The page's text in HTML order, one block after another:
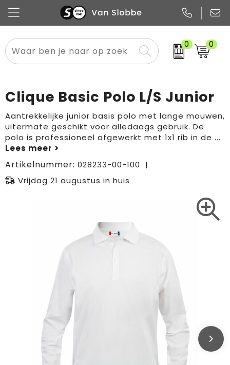
0 0
Alle categorieën
Snoep
Promo
Pennen
Notitieboekjes
Papier
Flessen
Glazen en karaffen
Merken
Meest gekozen
Sportkleding
Overig textiel
Boodschappen- en draagtassen
Sport & vrije tijd
Rugzakken
Clique Basic Polo L/S Junior
Aantrekkelijke junior basis polo met lange mouwen,
uitermate geschikt voor alledaags gebruik. De
polo is professioneel afgewerkt met 1x1 rib in de ...
Artikelnummer: 028233-00-100
Vrijdag 21 augustus in huis